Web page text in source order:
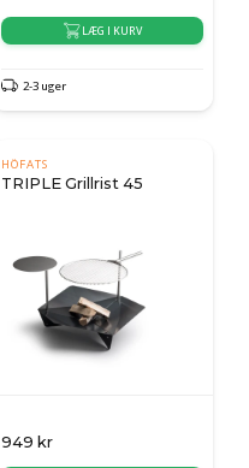
LÆG I KURV
2-3 uger
HÖFATS
TRIPLE Grillrist 45
949 kr